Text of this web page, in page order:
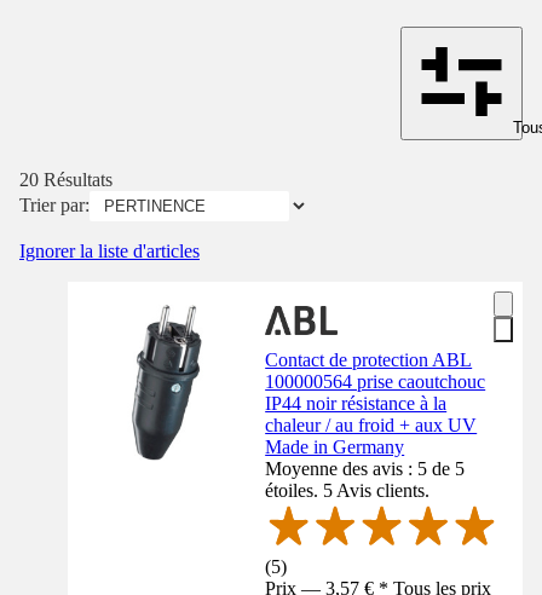
20 Résultats
Trier par:
Ignorer la liste d'articles
Contact de protection ABL
100000564 prise caoutchouc
IP44 noir résistance à la
chaleur / au froid + aux UV
Made in Germany
Moyenne des avis : 5 de 5
étoiles. 5 Avis clients.
(5)
Prix — 3,57 € * Tous les prix